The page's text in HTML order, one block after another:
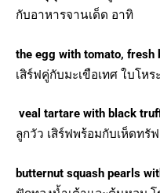
กับอาหารจานเด็ด อาทิ
the egg with tomato, fresh
เสิร์ฟคู่กับมะเขือเทศ ใบโห
veal tartare with black
ลูกวัว เสิร์ฟพร้อมกับเห็ดทรั
butternut squash pearls